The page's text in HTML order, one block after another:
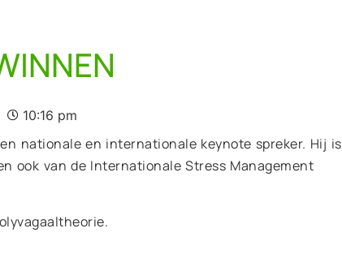
10:16 pm
nationale en internationale keynote spreker. Hij is
ook van de Internationale Stress Management